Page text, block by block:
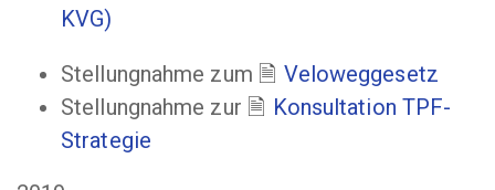
KVG)
Stellungnahme zum
Veloweggesetz
Stellungnahme zur
Konsultation TPF-
Strategie